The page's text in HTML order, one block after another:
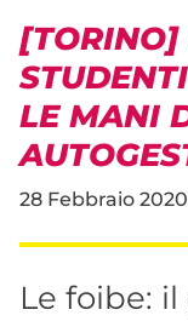
[TORINO]
LE MANI
28 Febbraio 2020
Le foibe: